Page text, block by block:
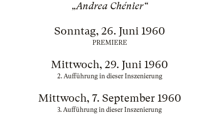
„Andrea Chénier“
Sonntag, 26. Juni 1960
PREMIERE
Mittwoch, 29. Juni 1960
2. Aufführung in dieser Inszenierung
Mittwoch, 7. September 1960
3. Aufführung in dieser Inszenierung